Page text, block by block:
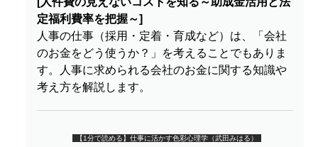
定福利費率を把握～]
人事の仕事（採用・定着・育成など）は、「会社
のお金をどう使うか？」を考えることでもありま
す。人事に求められる会社のお金に関する知識や
考え方を解説します。
【1分で読める】仕事に活かす色彩心理学（武田みはる）